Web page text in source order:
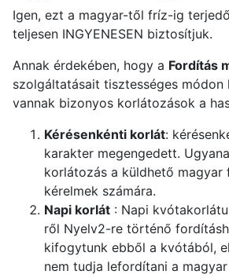
Igen, ezt a magyar-től fríz-ig
teljesen INGYENESEN biztosítjuk.
Annak érdekében, hogy a Fordítás
szolgáltatásait tisztességes módon
vannak bizonyos korlátozások a
Kérésenkénti korlát:
karakter megengedett.
korlátozás a küldhető
kérelmek számára.
Napi korlát: Napi
ről Nyelv2-re történő
kifogytunk ebből a kvótából,
nem tudja lefordítani a